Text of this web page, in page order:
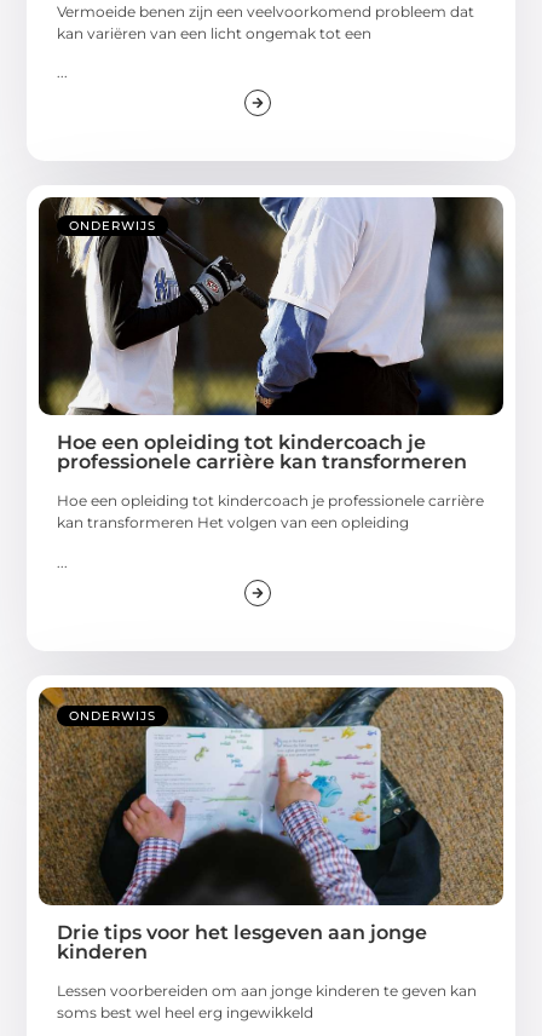
Vermoeide benen zijn een veelvoorkomend probleem dat
kan variëren van een licht ongemak tot een
...
ONDERWIJS
Hoe een opleiding tot kindercoach je
professionele carrière kan transformeren
Hoe een opleiding tot kindercoach je professionele carrière
kan transformeren Het volgen van een opleiding
ONDERWIJS
Drie tips voor het lesgeven aan jonge
kinderen
Lessen voorbereiden om aan jonge kinderen te geven kan
soms best wel heel erg ingewikkeld